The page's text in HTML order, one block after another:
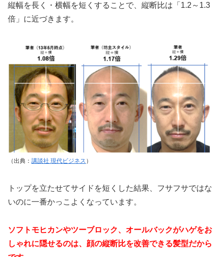
縦幅を長く・横幅を短くすることで、縦断比は「1.2～1.3
倍」に近づきます。
（出典： 講談社 現代ビジネス ）
トップを立たせてサイドを短くした結果、フサフサではな
いのに一番かっこよくなっています。
ソフトモヒカンやツーブロック、オールバックがハゲをお
しゃれに隠せるのは、顔の縦断比を改善できる髪型だから